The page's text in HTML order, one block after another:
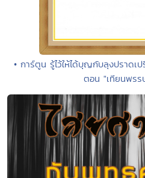
• การ์ตูน รู้ไว้ให้ได้บุญกับลุงปราด
ตอน "เทียนพรร